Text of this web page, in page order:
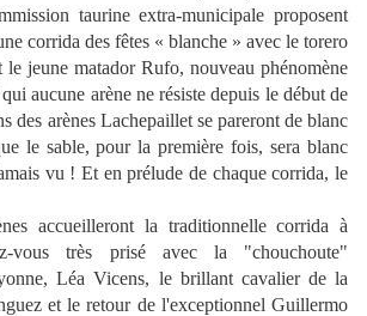
taurine extra-municipale proposent
corrida des fêtes « blanche » avec le torero
le jeune matador Rufo, nouveau phénomène
aucune arène ne résiste depuis le début de
des arènes Lachepaillet se pareront de blanc
le sable, pour la première fois, sera blanc
vu ! Et en prélude de chaque corrida, le
accueilleront la traditionnelle corrida à
vous très prisé avec la "chouchoute"
Léa Vicens, le brillant cavalier de la
et le retour de l'exceptionnel Guillermo